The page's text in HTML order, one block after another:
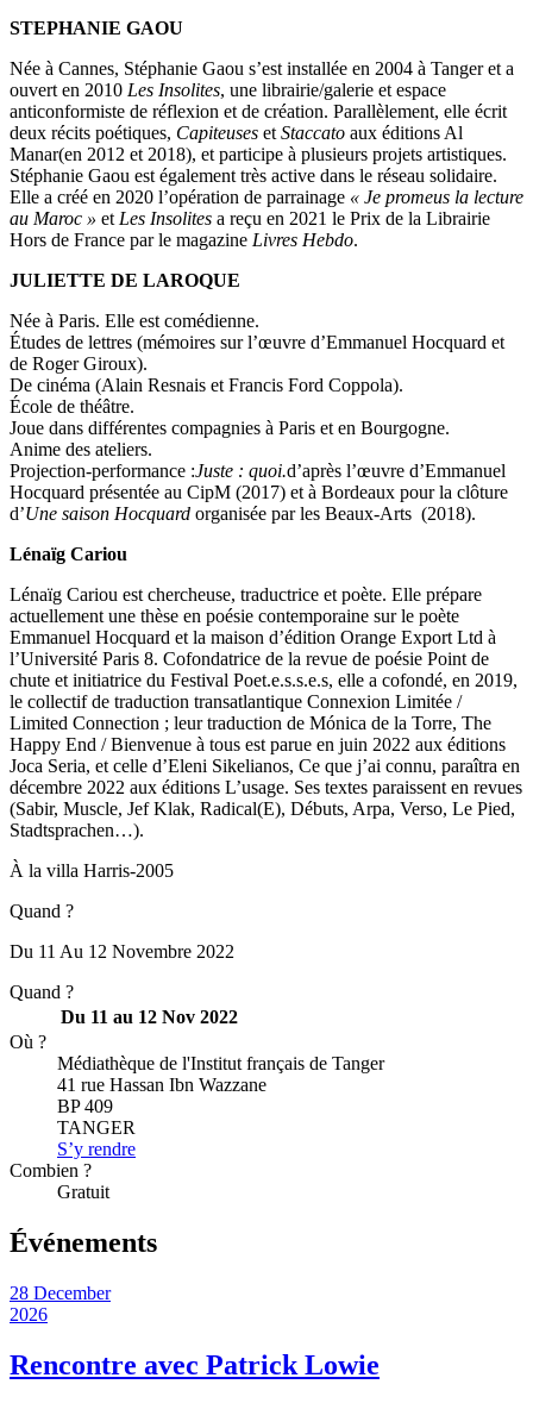
STEPHANIE GAOU
Née à Cannes, Stéphanie Gaou s’est installée en 2004 à Tanger et a
ouvert en 2010 Les Insolites, une librairie/galerie et espace
anticonformiste de réflexion et de création. Parallèlement, elle écrit
deux récits poétiques, Capiteuses et Staccato aux éditions Al
Manar(en 2012 et 2018), et participe à plusieurs projets artistiques.
Stéphanie Gaou est également très active dans le réseau solidaire.
Elle a créé en 2020 l’opération de parrainage « Je promeus la lecture
au Maroc » et Les Insolites a reçu en 2021 le Prix de la Librairie
Hors de France par le magazine Livres Hebdo.
JULIETTE DE LAROQUE
Née à Paris. Elle est comédienne.
Études de lettres (mémoires sur l’œuvre d’Emmanuel Hocquard et
de Roger Giroux).
De cinéma (Alain Resnais et Francis Ford Coppola).
École de théâtre.
Joue dans différentes compagnies à Paris et en Bourgogne.
Anime des ateliers.
Projection-performance :Juste : quoi.d’après l’œuvre d’Emmanuel
Hocquard présentée au CipM (2017) et à Bordeaux pour la clôture
d’Une saison Hocquard organisée par les Beaux-Arts (2018).
Lénaïg Cariou
Lénaïg Cariou est chercheuse, traductrice et poète. Elle prépare
actuellement une thèse en poésie contemporaine sur le poète
Emmanuel Hocquard et la maison d’édition Orange Export Ltd à
l’Université Paris 8. Cofondatrice de la revue de poésie Point de
chute et initiatrice du Festival Poet.e.s.s.e.s, elle a cofondé, en 2019,
le collectif de traduction transatlantique Connexion Limitée /
Limited Connection ; leur traduction de Mónica de la Torre, The
Happy End / Bienvenue à tous est parue en juin 2022 aux éditions
Joca Seria, et celle d’Eleni Sikelianos, Ce que j’ai connu, paraîtra en
décembre 2022 aux éditions L’usage. Ses textes paraissent en revues
(Sabir, Muscle, Jef Klak, Radical(E), Débuts, Arpa, Verso, Le Pied,
Stadtsprachen…).
À la villa Harris-2005
Quand ?
Du 11 Au 12 Novembre 2022
Quand ?
Du 11 au 12 Nov 2022
Où ?
Médiathèque de l'Institut français de Tanger
41 rue Hassan Ibn Wazzane
BP 409
TANGER
S’y rendre
Combien ?
Gratuit
Événements
28 December
2026
Rencontre avec Patrick Lowie